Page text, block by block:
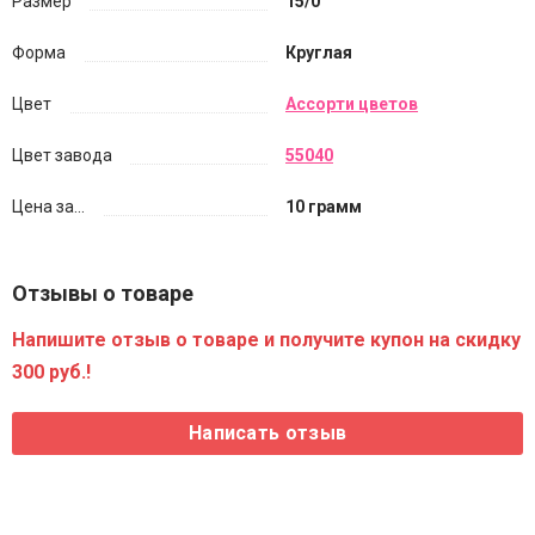
Форма Круглая
Цвет Ассорти цветов
Цвет завода 55040
Цена за... 10 грамм
Отзывы о товаре
Напишите отзыв о товаре и получите купон на скидку
300 руб.!